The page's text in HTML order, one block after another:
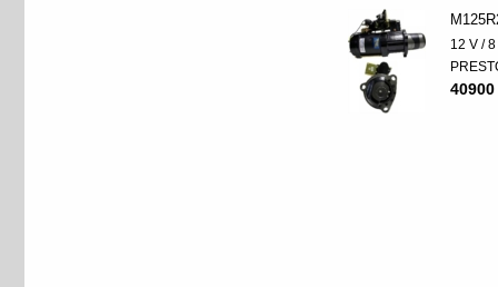
12 V /